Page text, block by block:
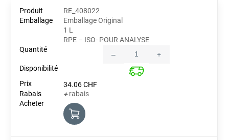
RE_408022
Emballage Original
1 L
RPE – ISO- POUR ANALYSE
Quantity
– +
34.06CHF
+rabais